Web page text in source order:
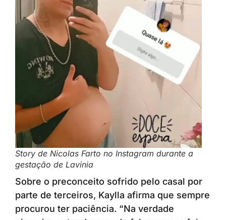
Story de Nicolas Farto no Instagram durante a
gestação de Lavinia
Sobre o preconceito sofrido pelo casal por
parte de terceiros, Kaylla afirma que sempre
procurou ter paciência. “Na verdade